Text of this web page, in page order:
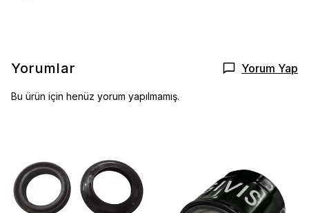
Yorumlar Yorum Yap
Bu ürün için henüz yorum yapılmamış.